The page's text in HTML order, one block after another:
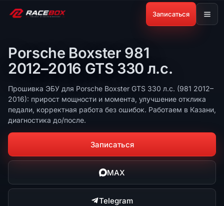
Записаться
Porsche Boxster 981
2012–2016 GTS 330 л.с.
Прошивка ЭБУ для Porsche Boxster GTS 330 л.с. (981 2012–
2016): прирост мощности и момента, улучшение отклика
педали, корректная работа без ошибок. Работаем в Казани,
диагностика до/после.
Записаться
MAX
Telegram